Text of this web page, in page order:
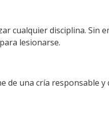
cualquier disciplina. Sin
lesionarse.
de una cría responsable y